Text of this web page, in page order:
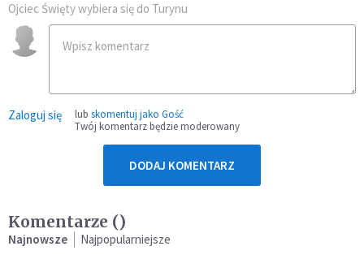
Ojciec Święty wybiera się do Turynu
Zaloguj się lub skomentuj jako Gość
Twój komentarz będzie moderowany
DODAJ KOMENTARZ
Komentarze ()
Najnowsze Najpopularniejsze